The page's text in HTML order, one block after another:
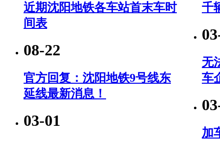
近期沈阳地铁各车站首末车时
间表
08-22
官方回复：沈阳地铁9号线东
延线最新消息！
03-01
千
无
车
加